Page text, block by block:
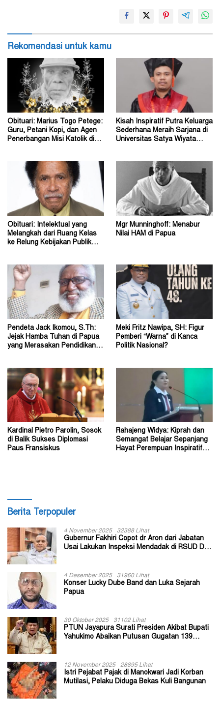
Rekomendasi untuk kamu
Obituari: Marius Togo Petege:
Guru, Petani Kopi, dan Agen
Penerbangan Misi Katolik di
Kisah Inspiratif Putra Keluarga
Sederhana Meraih Sarjana di
Universitas Satya Wiyata
Obituari: Intelektual yang
Melangkah dari Ruang Kelas
ke Relung Kebijakan Publik
Mgr Munninghoff: Menabur
Nilai HAM di Papua
Pendeta Jack Ikomou, S.Th:
Jejak Hamba Tuhan di Papua
yang Merasakan Pendidikan
Meki Fritz Nawipa, SH: Figur
Pemberi “Warna” di Kanca
Politik Nasional?
Kardinal Pietro Parolin, Sosok
di Balik Sukses Diplomasi
Paus Fransiskus
Rahajeng Widya: Kiprah dan
Semangat Belajar Sepanjang
Hayat Perempuan Inspiratif
Berita Terpopuler
4 November 2025 32388 Lihat
Gubernur Fakhiri Copot dr Aron dari Jabatan
Usai Lakukan Inspeksi Mendadak di RSUD Dok
4 Desember 2025 31960 Lihat
Konser Lucky Dube Band dan Luka Sejarah
Papua
30 Oktober 2025 31102 Lihat
PTUN Jayapura Surati Presiden Akibat Bupati
Yahukimo Abaikan Putusan Gugatan 139
12 November 2025 28895 Lihat
Istri Pejabat Pajak di Manokwari Jadi Korban
Mutilasi, Pelaku Diduga Bekas Kuli Bangunan